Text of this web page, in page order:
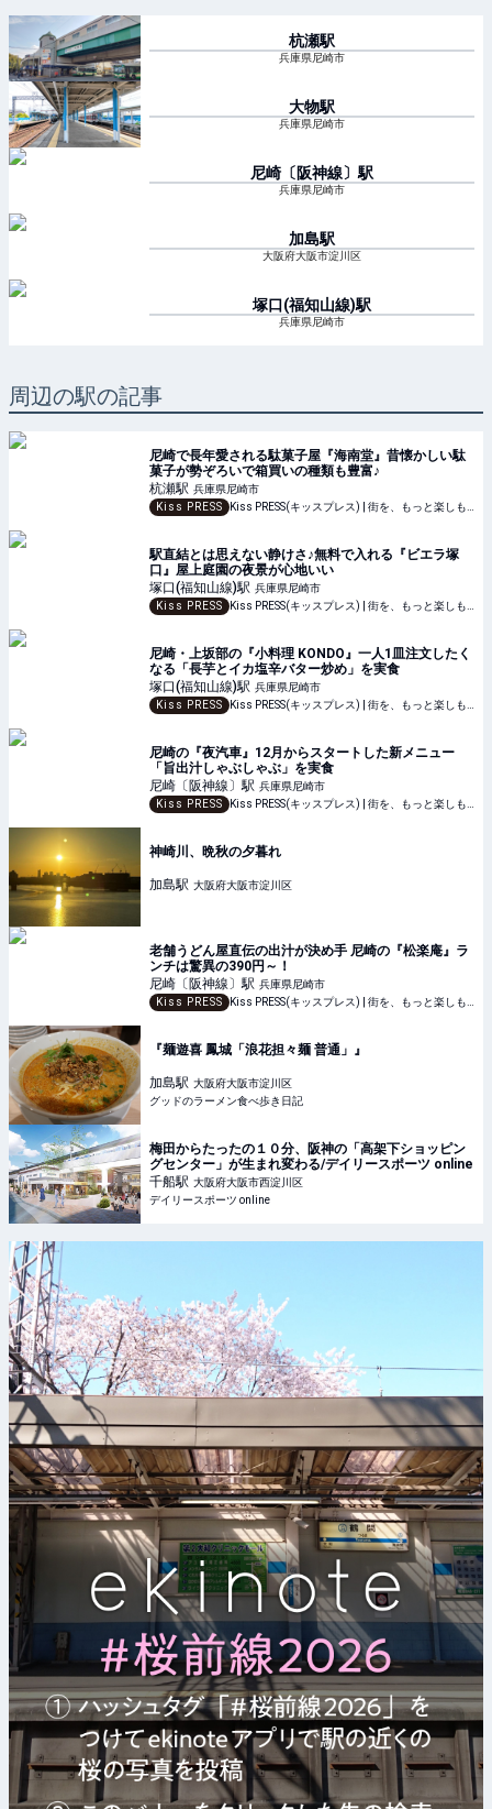
杭瀬駅
兵庫県尼崎市
大物駅
兵庫県尼崎市
尼崎〔阪神線〕 駅
兵庫県尼崎市
加島駅
大阪府大阪市淀川区
塚口(福知山線)駅
兵庫県尼崎市
周辺の駅の記事
尼崎で長年愛される駄菓子屋『海南堂』昔懐かしい駄
菓子が勢ぞろいで箱買いの種類も豊富♪
杭瀬駅 兵庫県尼崎市
Kiss PRESS
駅直結とは思えない静けさ♪無料で入れる『ビエラ塚
口』屋上庭園の夜景が心地いい
塚口(福知山線)駅 兵庫県尼崎市
Kiss PRESS
尼崎・上坂部の『小料理 KONDO』一人1皿注文したく
なる「長芋とイカ塩辛バター炒め」を実食
塚口(福知山線)駅 兵庫県尼崎市
Kiss PRESS
尼崎の『夜汽車』12月からスタートした新メニュー
「旨出汁しゃぶしゃぶ」を実食
尼崎〔阪神線〕駅 兵庫県尼崎市
Kiss PRESS
神崎川、晩秋の夕暮れ
加島駅 大阪府大阪市淀川区
老舗うどん屋直伝の出汁が決め手 尼崎の『松楽庵』ラ
ンチは驚異の390円～！
尼崎〔阪神線〕駅 兵庫県尼崎市
Kiss PRESS
『麺遊喜 鳳城「浪花担々麺 普通」』
加島駅 大阪府大阪市淀川区
グッドのラーメン食べ歩き日記
梅田からたったの１０分、阪神の「高架下ショッピン
グセンター」が生まれ変わる/デイリースポーツ online
千船駅 大阪府大阪市西淀川区
デイリースポーツ online